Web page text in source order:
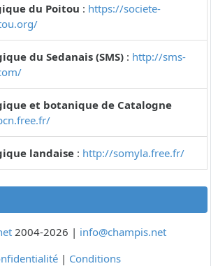
du Poitou : https://societe-
du Sedanais (SMS) : http://sms-
et botanique de Catalogne
landaise : http://somyla.free.fr/
2004-2026 | info@champis.net
| Conditions